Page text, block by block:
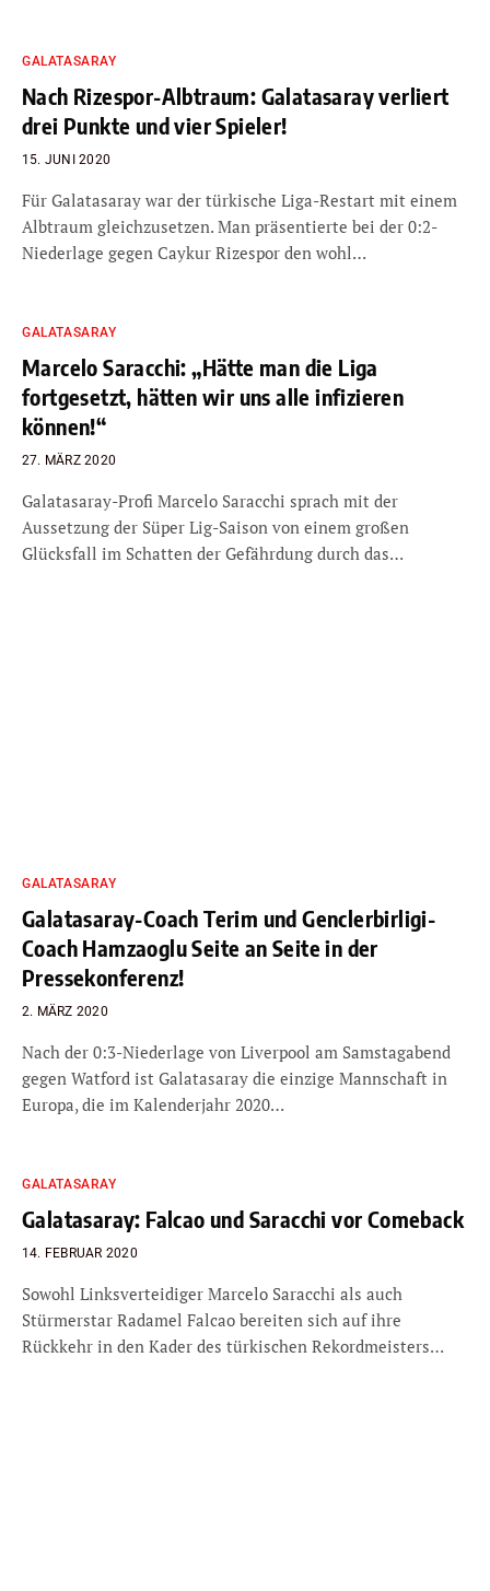
GALATASARAY
Nach Rizespor-Albtraum: Galatasaray verliert
drei Punkte und vier Spieler!
15. JUNI 2020
Für Galatasaray war der türkische Liga-Restart mit einem
Albtraum gleichzusetzen. Man präsentierte bei der 0:2-
Niederlage gegen Caykur Rizespor den wohl…
GALATASARAY
Marcelo Saracchi: „Hätte man die Liga
fortgesetzt, hätten wir uns alle infizieren
können!“
27. MÄRZ 2020
Galatasaray-Profi Marcelo Saracchi sprach mit der
Aussetzung der Süper Lig-Saison von einem großen
Glücksfall im Schatten der Gefährdung durch das…
GALATASARAY
Galatasaray-Coach Terim und Genclerbirligi-
Coach Hamzaoglu Seite an Seite in der
Pressekonferenz!
2. MÄRZ 2020
Nach der 0:3-Niederlage von Liverpool am Samstagabend
gegen Watford ist Galatasaray die einzige Mannschaft in
Europa, die im Kalenderjahr 2020…
GALATASARAY
Galatasaray: Falcao und Saracchi vor Comeback
14. FEBRUAR 2020
Sowohl Linksverteidiger Marcelo Saracchi als auch
Stürmerstar Radamel Falcao bereiten sich auf ihre
Rückkehr in den Kader des türkischen Rekordmeisters…